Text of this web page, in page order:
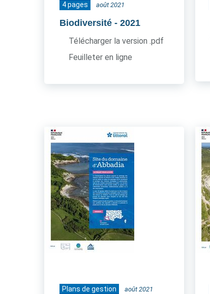
4 pages août 2021
Biodiversité - 2021
Télécharger la version .pdf
Feuilleter en ligne
Plans de gestion août 2021